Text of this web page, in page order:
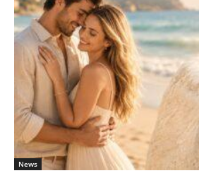
News